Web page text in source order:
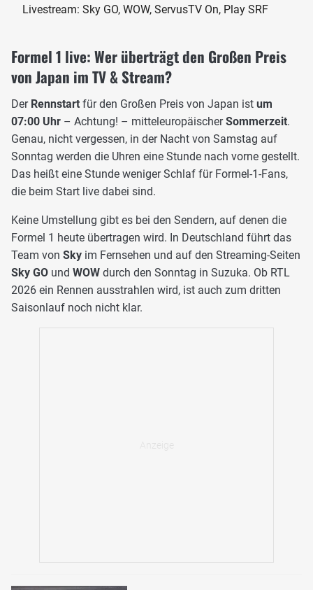
Livestream: Sky GO, WOW, ServusTV On, Play SRF
Formel 1 live: Wer überträgt den Großen Preis
von Japan im TV & Stream?
Der Rennstart für den Großen Preis von Japan ist um
07:00 Uhr – Achtung! – mitteleuropäischerSommerzeit.
Genau, nicht vergessen, in der Nacht von Samstag auf
Sonntag werden die Uhren eine Stunde nach vorne gestellt.
Das heißt eine Stunde weniger Schlaf für Formel-1-Fans,
die beim Start live dabei sind.
Keine Umstellung gibt es bei den Sendern, auf denen die
Formel 1 heute übertragen wird. In Deutschland führt das
Team von Sky im Fernsehen und auf den Streaming-Seiten
Sky GO und WOW durch den Sonntag in Suzuka. Ob RTL
2026 ein Rennen ausstrahlen wird, ist auch zum dritten
Saisonlauf noch nicht klar.